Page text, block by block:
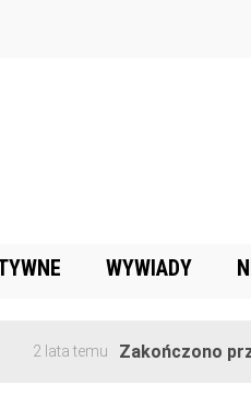
WYWIADY
2 lata temu Zakończono